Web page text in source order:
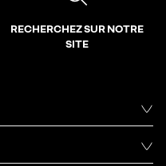
RECHERCHEZ SUR NOTRE
SITE